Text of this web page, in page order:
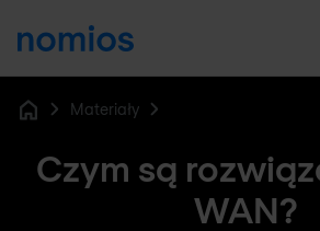
Materiały
Czym są
WAN?